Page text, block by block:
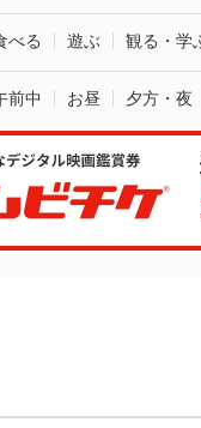
べる 遊ぶ 観る・学
前中 お昼 夕方・夜